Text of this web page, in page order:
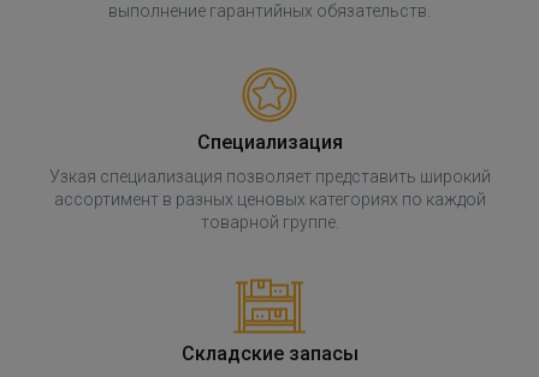
выполнение гарантийных обязательств.
Специализация
Узкая специализация позволяет представить широкий
ассортимент в разных ценовых категориях по каждой
товарной группе.
Складские запасы